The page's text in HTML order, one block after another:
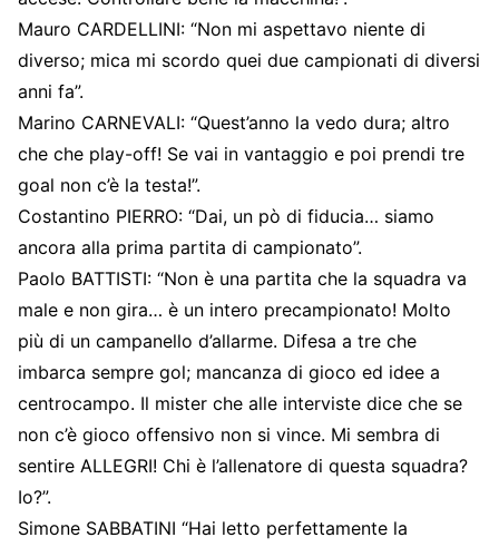
Mauro CARDELLINI: “Non mi aspettavo niente di
diverso; mica mi scordo quei due campionati di diversi
anni fa”.
Marino CARNEVALI: “Quest’anno la vedo dura; altro
che che play-off! Se vai in vantaggio e poi prendi tre
goal non c’è la testa!”.
Costantino PIERRO: “Dai, un pò di fiducia… siamo
ancora alla prima partita di campionato”.
Paolo BATTISTI: “Non è una partita che la squadra va
male e non gira… è un intero precampionato! Molto
più di un campanello d’allarme. Difesa a tre che
imbarca sempre gol; mancanza di gioco ed idee a
centrocampo. Il mister che alle interviste dice che se
non c’è gioco offensivo non si vince. Mi sembra di
sentire ALLEGRI! Chi è l’allenatore di questa squadra?
Io?”.
Simone SABBATINI “Hai letto perfettamente la